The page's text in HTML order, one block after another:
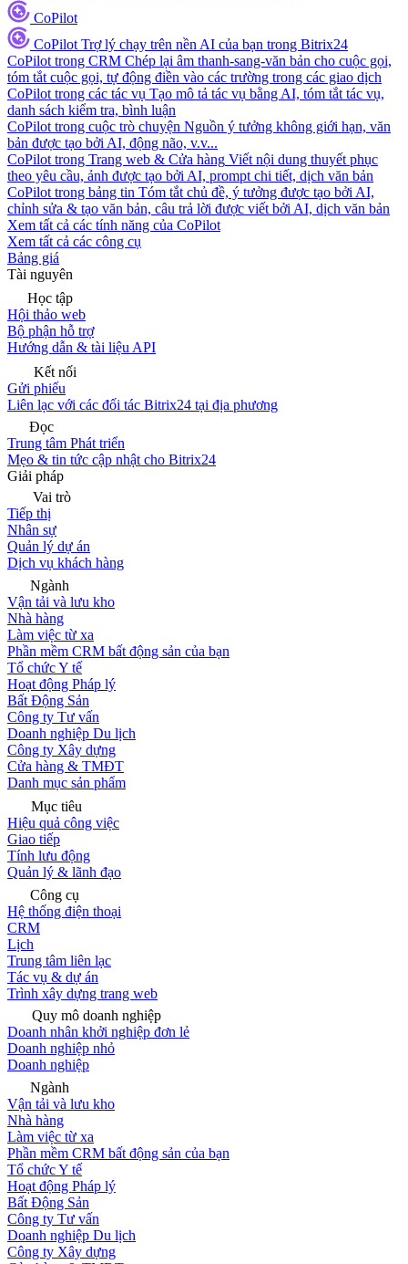
CoPilot
CoPilot Trợ lý chạy trên nền AI của bạn trong Bitrix24
CoPilot trong CRM Chép lại âm thanh-sang-văn bản cho cuộc gọi,
tóm tắt cuộc gọi, tự động điền vào các trường trong các giao dịch
CoPilot trong các tác vụ Tạo mô tả tác vụ bằng AI, tóm tắt tác vụ,
danh sách kiểm tra, bình luận
CoPilot trong cuộc trò chuyện Nguồn ý tưởng không giới hạn, văn
bản được tạo bởi AI, động não, v.v...
CoPilot trong Trang web & Cửa hàng Viết nội dung thuyết phục
theo yêu cầu, ảnh được tạo bởi AI, prompt chi tiết, dịch văn bản
CoPilot trong bảng tin Tóm tắt chủ đề, ý tưởng được tạo bởi AI,
chỉnh sửa & tạo văn bản, câu trả lời được viết bởi AI, dịch văn bản
Xem tất cả các tính năng của CoPilot
Xem tất cả các công cụ
Bảng giá
Tài nguyên
Học tập
Hội thảo web
Bộ phận hỗ trợ
Hướng dẫn & tài liệu API
Kết nối
Gửi phiếu
Liên lạc với các đối tác Bitrix24 tại địa phương
Đọc
Trung tâm Phát triển
Mẹo & tin tức cập nhật cho Bitrix24
Giải pháp
Vai trò
Tiếp thị
Nhân sự
Quản lý dự án
Dịch vụ khách hàng
Ngành
Vận tải và lưu kho
Nhà hàng
Làm việc từ xa
Phần mềm CRM bất động sản của bạn
Tổ chức Y tế
Hoạt động Pháp lý
Bất Động Sản
Công ty Tư vấn
Doanh nghiệp Du lịch
Công ty Xây dựng
Cửa hàng & TMĐT
Danh mục sản phẩm
Mục tiêu
Hiệu quả công việc
Giao tiếp
Tính lưu động
Quản lý & lãnh đạo
Công cụ
Hệ thống điện thoại
CRM
Lịch
Trung tâm liên lạc
Tác vụ & dự án
Trình xây dựng trang web
Quy mô doanh nghiệp
Doanh nhân khởi nghiệp đơn lẻ
Doanh nghiệp nhỏ
Doanh nghiệp
Ngành
Vận tải và lưu kho
Nhà hàng
Làm việc từ xa
Phần mềm CRM bất động sản của bạn
Tổ chức Y tế
Hoạt động Pháp lý
Bất Động Sản
Công ty Tư vấn
Doanh nghiệp Du lịch
Công ty Xây dựng